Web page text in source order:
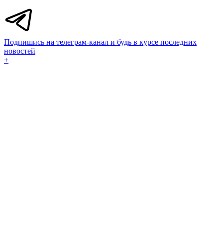
Подпишись на телеграм-канал и будь в курсе последних
новостей
+